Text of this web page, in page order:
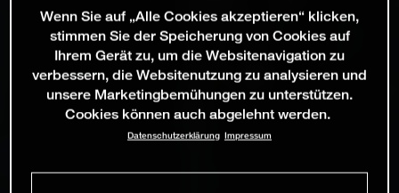
Wenn Sie auf „Alle Cookies akzeptieren“ klicken,
stimmen Sie der Speicherung von Cookies auf
Ihrem Gerät zu, um die Websitenavigation zu
verbessern, die Websitenutzung zu analysieren und
unsere Marketingbemühungen zu unterstützen.
Cookies können auch abgelehnt werden.
Datenschutzerklärung Impressum